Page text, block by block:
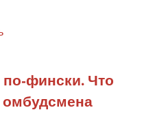
фински. Что
омбудсмена